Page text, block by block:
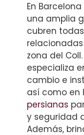
En
una amplia
cubren
zona del
especializa
cambio e
así como en
persianas
y seguridad
Además,